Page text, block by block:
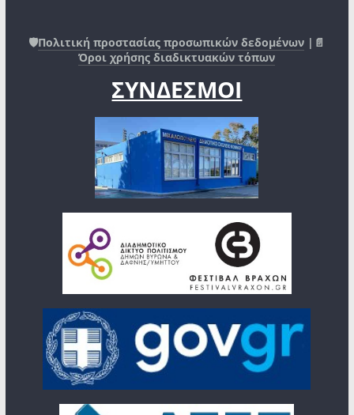
🛡️Πολιτική προστασίας προσωπικών δεδομένων |📄
Όροι χρήσης διαδικτυακών τόπων
ΣΥΝΔΕΣΜΟΙ